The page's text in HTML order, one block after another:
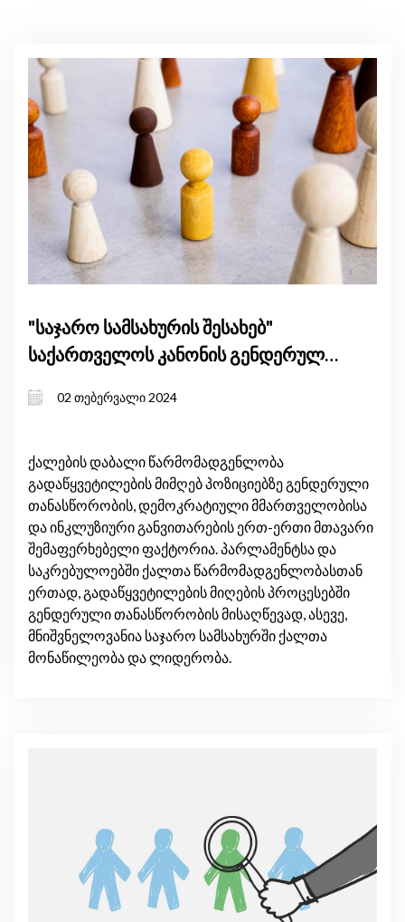
"საჯარო სამსახურის შესახებ"
საქართველოს კანონის გენდერული
02 თებერვალი 2024
ქალების დაბალი წარმომადგენლობა
გადაწყვეტილების მიმღებ პოზიციებზე გენდერული
თანასწორობის, დემოკრატიული მმართველობისა
და ინკლუზიური განვითარების ერთ-ერთი მთავარი
შემაფერხებელი ფაქტორია. პარლამენტსა და
საკრებულოებში ქალთა წარმომადგენლობასთან
ერთად, გადაწყვეტილების მიღების პროცესებში
გენდერული თანასწორობის მისაღწევად, ასევე,
მნიშვნელოვანია საჯარო სამსახურში ქალთა
მონაწილეობა და ლიდერობა.